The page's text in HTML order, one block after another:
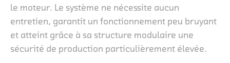
le moteur. Le système ne nécessite aucun
entretien, garantit un fonctionnement peu bruyant
et atteint grâce à sa structure modulaire une
sécurité de production particulièrement élevée.